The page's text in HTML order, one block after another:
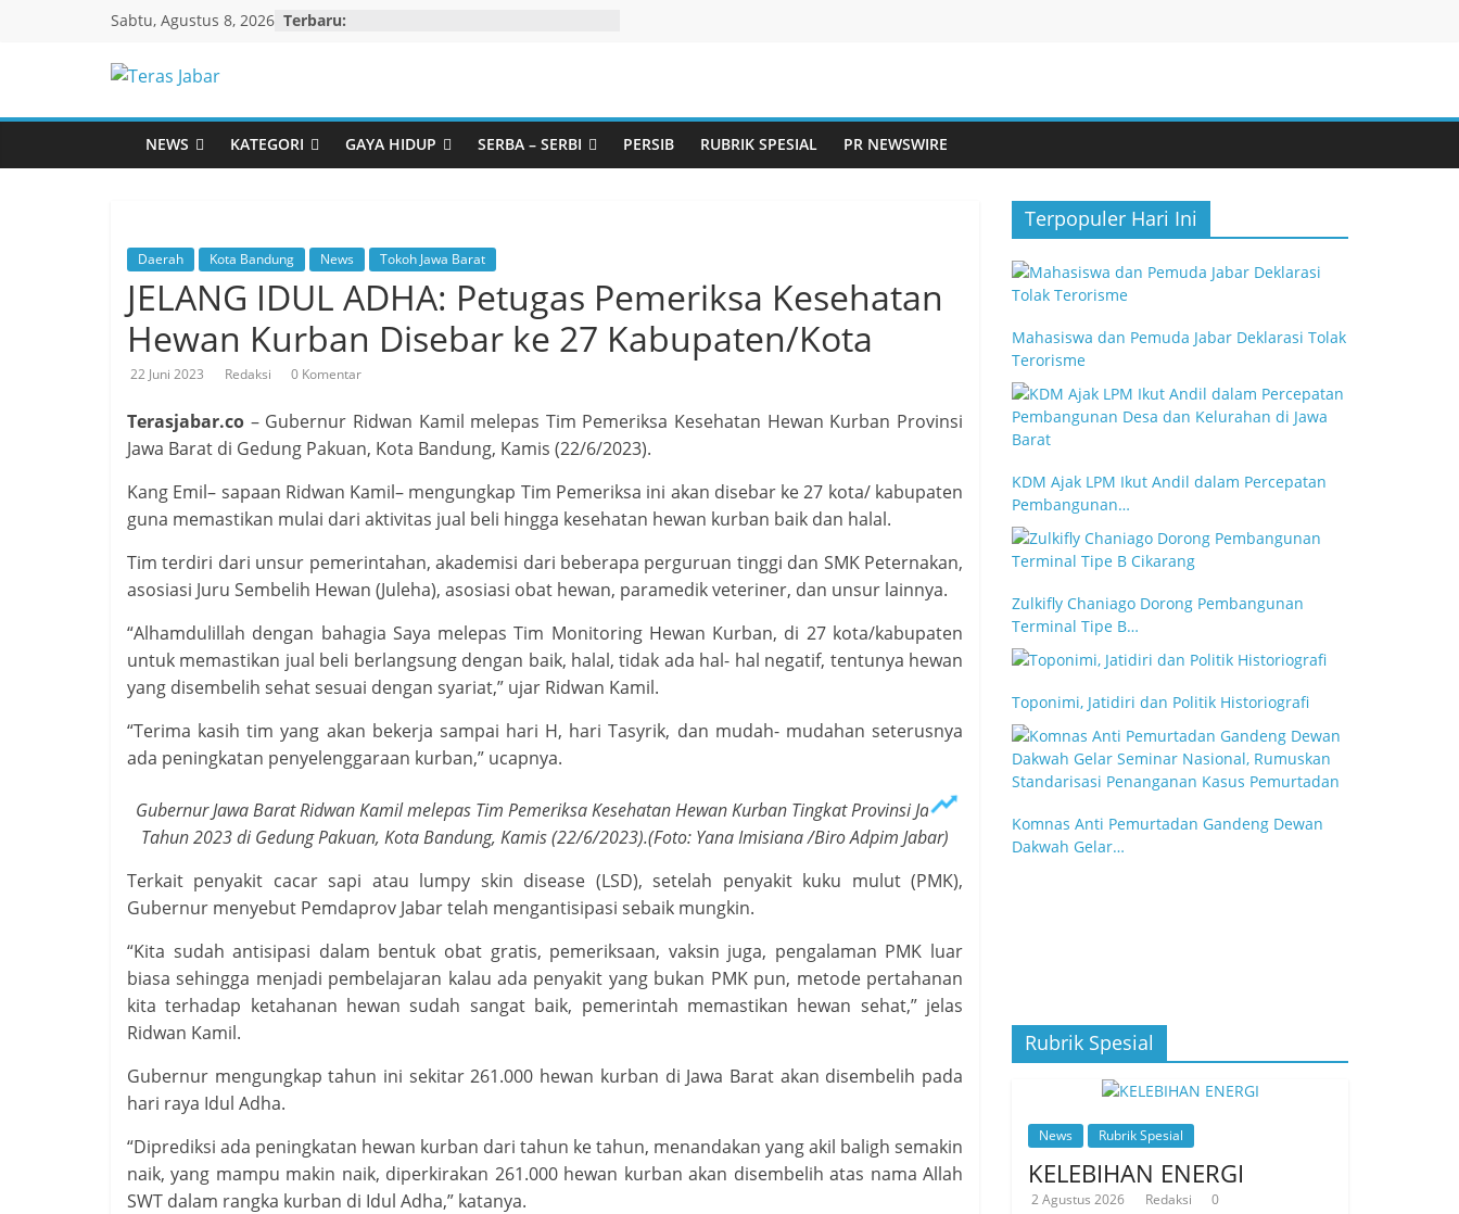
Sabtu, Agustus 8, 2026 Terbaru:
Teras
Jabar
NEWS KATEGORI GAYA HIDUP SERBA – SERBI PERSIB RUBRIK SPESIAL PR NEWSWIRE
Daerah Kota Bandung News Tokoh Jawa Barat
JELANG IDUL ADHA: Petugas Pemeriksa Kesehatan
Hewan Kurban Disebar ke 27 Kabupaten/Kota
22 Juni 2023 Redaksi 0 Komentar
Terasjabar.co – Gubernur Ridwan Kamil melepas Tim Pemeriksa Kesehatan Hewan Kurban Provinsi
Jawa Barat di Gedung Pakuan, Kota Bandung, Kamis (22/6/2023).
Kang Emil– sapaan Ridwan Kamil– mengungkap Tim Pemeriksa ini akan disebar ke 27 kota/ kabupaten
guna memastikan mulai dari aktivitas jual beli hingga kesehatan hewan kurban baik dan halal.
Tim terdiri dari unsur pemerintahan, akademisi dari beberapa perguruan tinggi dan SMK Peternakan,
asosiasi Juru Sembelih Hewan (Juleha), asosiasi obat hewan, paramedik veteriner, dan unsur lainnya.
“Alhamdulillah dengan bahagia Saya melepas Tim Monitoring Hewan Kurban, di 27 kota/kabupaten
untuk memastikan jual beli berlangsung dengan baik, halal, tidak ada hal- hal negatif, tentunya hewan
yang disembelih sehat sesuai dengan syariat,” ujar Ridwan Kamil.
“Terima kasih tim yang akan bekerja sampai hari H, hari Tasyrik, dan mudah- mudahan seterusnya
ada peningkatan penyelenggaraan kurban,” ucapnya.
Gubernur Jawa Barat Ridwan Kamil melepas Tim Pemeriksa Kesehatan Hewan Kurban Tingkat Provinsi Jabar
Tahun 2023 di Gedung Pakuan, Kota Bandung, Kamis (22/6/2023).(Foto: Yana Imisiana /Biro Adpim Jabar)
Terkait penyakit cacar sapi atau lumpy skin disease (LSD), setelah penyakit kuku mulut (PMK),
Gubernur menyebut Pemdaprov Jabar telah mengantisipasi sebaik mungkin.
“Kita sudah antisipasi dalam bentuk obat gratis, pemeriksaan, vaksin juga, pengalaman PMK luar
biasa sehingga menjadi pembelajaran kalau ada penyakit yang bukan PMK pun, metode pertahanan
kita terhadap ketahanan hewan sudah sangat baik, pemerintah memastikan hewan sehat,” jelas
Ridwan Kamil.
Gubernur mengungkap tahun ini sekitar 261.000 hewan kurban di Jawa Barat akan disembelih pada
hari raya Idul Adha.
“Diprediksi ada peningkatan hewan kurban dari tahun ke tahun, menandakan yang akil baligh semakin
naik, yang mampu makin naik, diperkirakan 261.000 hewan kurban akan disembelih atas nama Allah
SWT dalam rangka kurban di Idul Adha,” katanya.
Terpopuler Hari Ini
Mahasiswa dan Pemuda Jabar Deklarasi Tolak
Terorisme
KDM Ajak LPM Ikut Andil dalam Percepatan
Pembangunan…
Zulkifly Chaniago Dorong Pembangunan
Terminal Tipe B…
Toponimi, Jatidiri dan Politik Historiografi
Komnas Anti Pemurtadan Gandeng Dewan
Dakwah Gelar…
Rubrik Spesial
News Rubrik Spesial
KELEBIHAN ENERGI
2 Agustus 2026 Redaksi 0